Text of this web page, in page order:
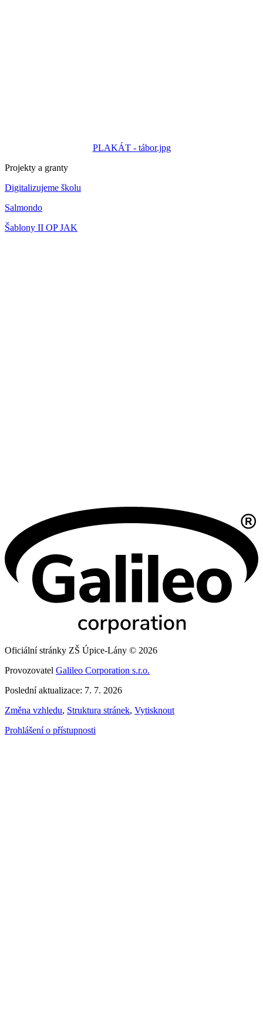
PLAKÁT - tábor.jpg
Projekty a granty
Digitalizujeme školu
Salmondo
Šablony II OP JAK
Oficiální stránky ZŠ Úpice-Lány © 2026
Provozovatel Galileo Corporation s.r.o.
Poslední aktualizace: 7. 7. 2026
Změna vzhledu, Struktura stránek, Vytisknout
Prohlášení o přístupnosti